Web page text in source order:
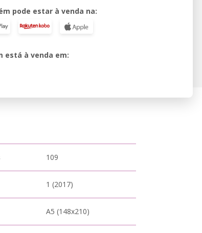
pode estar à venda na:
está à venda em:
109
1 (2017)
A5 (148x210)